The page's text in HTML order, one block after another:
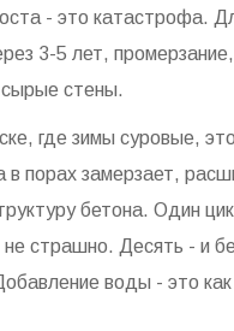
- это катастрофа.
3-5 лет,
стены.
где зимы суровые,
в порах замерзает,
бетона. Один
не страшно. Десять - и
воды - это